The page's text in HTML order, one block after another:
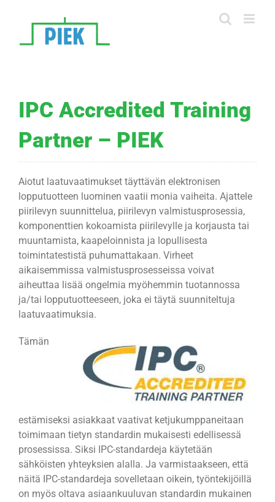
IPC Accredited Training
Partner – PIEK
Aiotut laatuvaatimukset täyttävän elektronisen
lopputuotteen luominen vaatii monia vaiheita. Ajattele
piirilevyn suunnittelua, piirilevyn valmistusprosessia,
komponenttien kokoamista piirilevylle ja korjausta tai
muuntamista, kaapeloinnista ja lopullisesta
toimintatestistä puhumattakaan. Virheet
aikaisemmissa valmistusprosesseissa voivat
aiheuttaa lisää ongelmia myöhemmin tuotannossa
ja/tai lopputuotteeseen, joka ei täytä suunniteltuja
laatuvaatimuksia.
Tämän
estämiseksi asiakkaat vaativat ketjukumppaneitaan
toimimaan tietyn standardin mukaisesti edellisessä
prosessissa. Siksi IPC-standardeja käytetään
sähköisten yhteyksien alalla. Ja varmistaakseen, että
näitä IPC-standardeja sovelletaan oikein, työntekijöillä
on myös oltava asiaankuuluvan standardin mukainen